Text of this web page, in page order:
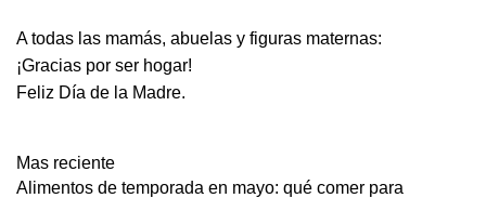
A todas las mamás, abuelas y figuras maternas:
¡Gracias por ser hogar!
Feliz Día de la Madre.
Mas reciente
Alimentos de temporada en mayo: qué comer para